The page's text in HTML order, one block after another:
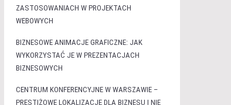
ZASTOSOWANIACH W PROJEKTACH
WEBOWYCH
BIZNESOWE ANIMACJE GRAFICZNE: JAK
WYKORZYSTAĆ JE W PREZENTACJACH
BIZNESOWYCH
CENTRUM KONFERENCYJNE W WARSZAWIE –
PRESTIŻOWE LOKALIZACJE DLA BIZNESU I NIE